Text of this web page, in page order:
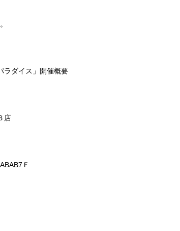
ラダイス」開催概要
店
Ｆ